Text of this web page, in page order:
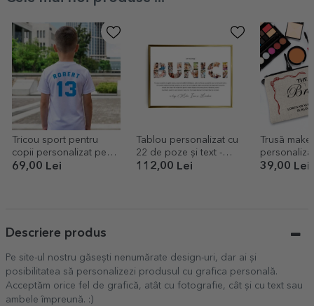
Tricou sport pentru
copii personalizat pe
spate cu nume și număr
69,00 Lei
Tablou personalizat cu
22 de poze și text -
BUNICI
112,00 Lei
Trusă
Echipa
39,00 Lei
Descriere produs
Pe site-ul nostru găsești nenumărate design-uri, dar ai și
posibilitatea să personalizezi produsul cu grafica personală.
Acceptăm orice fel de grafică, atât cu fotografie, cât și cu text sau
ambele împreună. :)